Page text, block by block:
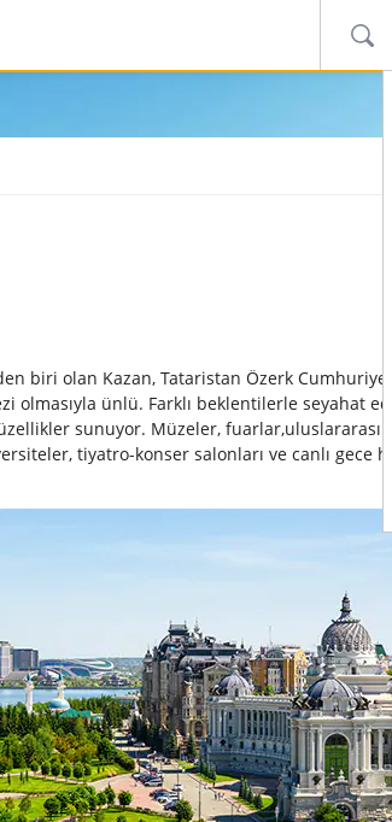
biri olan Kazan, Tataristan Özerk
olmasıyla ünlü. Farklı beklentilerle seyahat
sunuyor. Müzeler, fuarlar,uluslararası
tiyatro-konser salonları ve canlı gece